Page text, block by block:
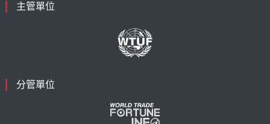
主管單位
分管單位